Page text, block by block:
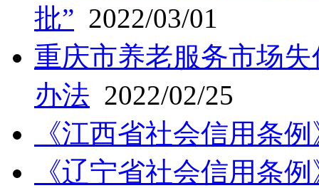
批” 2022/03/01
重庆市养老服务市场
办法 2022/02/25
《江西省社会信用条
《辽宁省社会信用条